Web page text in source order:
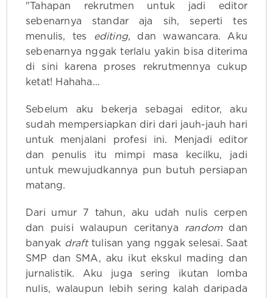
"Tahapan rekrutmen untuk jadi editor
sebenarnya standar aja sih, seperti tes
menulis, tes editing, dan wawancara. Aku
sebenarnya nggak terlalu yakin bisa diterima
di sini karena proses rekrutmennya cukup
ketat! Hahaha...
Sebelum aku bekerja sebagai editor, aku
sudah mempersiapkan diri dari jauh-jauh hari
untuk menjalani profesi ini. Menjadi editor
dan penulis itu mimpi masa kecilku, jadi
untuk mewujudkannya pun butuh persiapan
matang.
Dari umur 7 tahun, aku udah nulis cerpen
dan puisi walaupun ceritanya randomdan
banyak draft tulisan yang nggak selesai. Saat
SMP dan SMA, aku ikut ekskul mading dan
jurnalistik. Aku juga sering ikutan lomba
nulis, walaupun lebih sering kalah daripada